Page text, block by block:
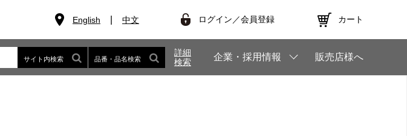
English 中文 ログイン／会員登録 カート
サイト内検索 品番・品名検索
詳細
検索
企業・採用情報 販売店様へ